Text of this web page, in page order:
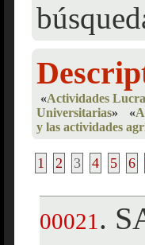
«Actividades
Universitarias» «
y las actividades
1 2 3 4 5 6
00021 .